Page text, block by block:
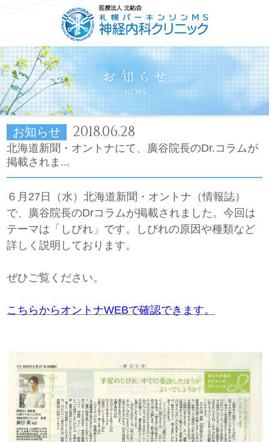
ごあいさつ コンセプト
お知らせ 2018.06.28
北海道新聞・オントナにて、廣谷院長のDr.コラムが
掲載されま...
６月27日（水）北海道新聞・オントナ（情報誌）
で、廣谷院長のDrコラムが掲載されました。今回は
テーマは「しびれ」です。しびれの原因や種類など
詳しく説明しております。
ぜひご覧ください。
こちらからオントナWEBで確認できます。